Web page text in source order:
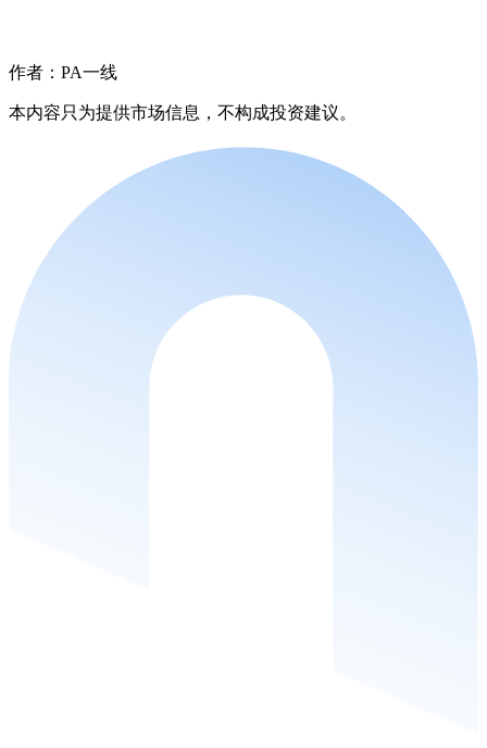
作者：PA一线
本内容只为提供市场信息，不构成投资建议。